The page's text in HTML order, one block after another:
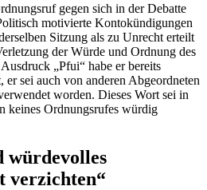
gegen sich in der Debatte
motivierte Kontokündigungen
Sitzung als zu Unrecht erteilt
der Würde und Ordnung des
„Pfui“ habe er bereits
sei auch von anderen Abgeordneten
worden. Dieses Wort sei in
keines Ordnungsrufes würdig
würdevolles
verzichten“